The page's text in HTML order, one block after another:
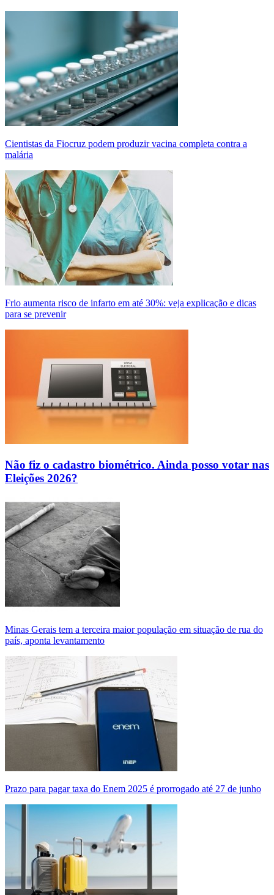
Cientistas da Fiocruz podem produzir vacina completa contra a
malária
Frio aumenta risco de infarto em até 30%: veja explicação e dicas
para se prevenir
Não fiz o cadastro biométrico. Ainda posso votar nas
Eleições 2026?
Minas Gerais tem a terceira maior população em situação de rua do
país, aponta levantamento
Prazo para pagar taxa do Enem 2025 é prorrogado até 27 de junho